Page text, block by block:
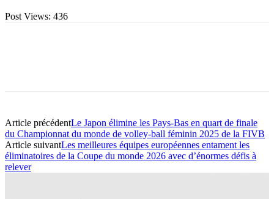
Post Views: 436
Article précédentLe Japon élimine les Pays-Bas en quart de finale
du Championnat du monde de volley-ball féminin 2025 de la FIVB
Article suivantLes meilleures équipes européennes entament les
éliminatoires de la Coupe du monde 2026 avec d’énormes défis à
relever